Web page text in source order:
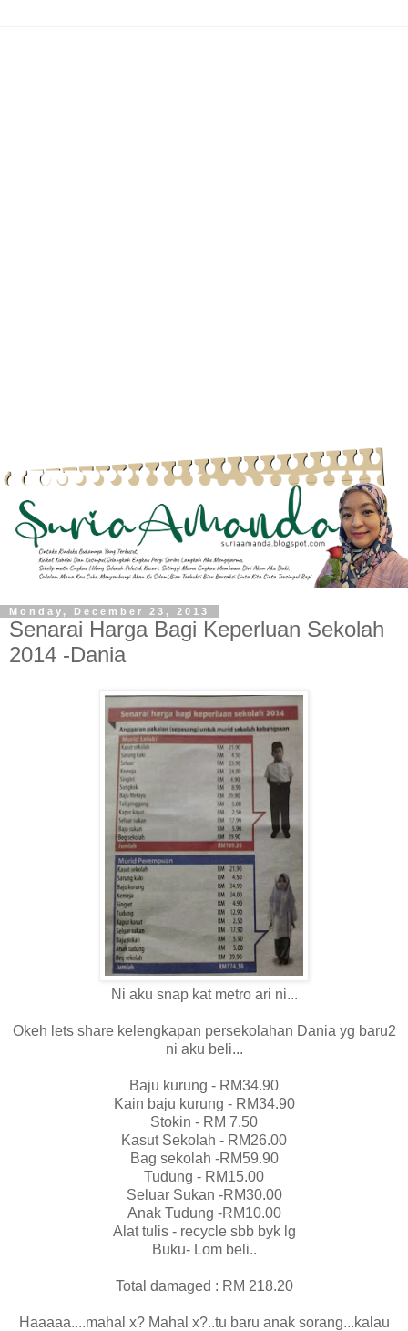
Monday, December 23, 2013
Senarai Harga Bagi Keperluan Sekolah
2014 -Dania
Ni aku snap kat metro ari ni...
Okeh lets share kelengkapan persekolahan Dania yg baru2
ni aku beli...
Baju kurung - RM34.90
Kain baju kurung - RM34.90
Stokin - RM 7.50
Kasut Sekolah - RM26.00
Bag sekolah -RM59.90
Tudung - RM15.00
Seluar Sukan -RM30.00
Anak Tudung -RM10.00
Alat tulis - recycle sbb byk lg
Buku- Lom beli..
Total damaged : RM 218.20
Haaaaa....mahal x? Mahal x?..tu baru anak sorang...kalau